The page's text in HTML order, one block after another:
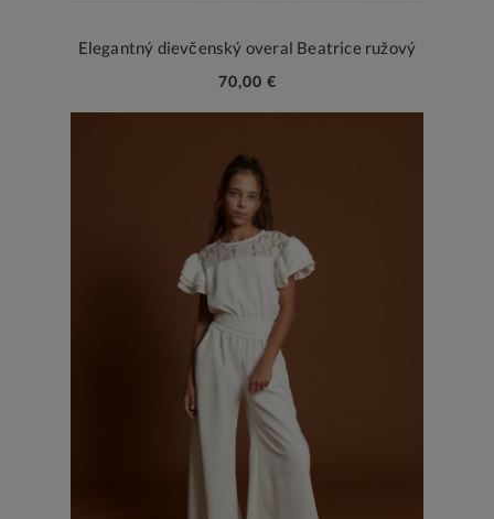
Elegantný dievčenský overal Beatrice ružový
70,00 €